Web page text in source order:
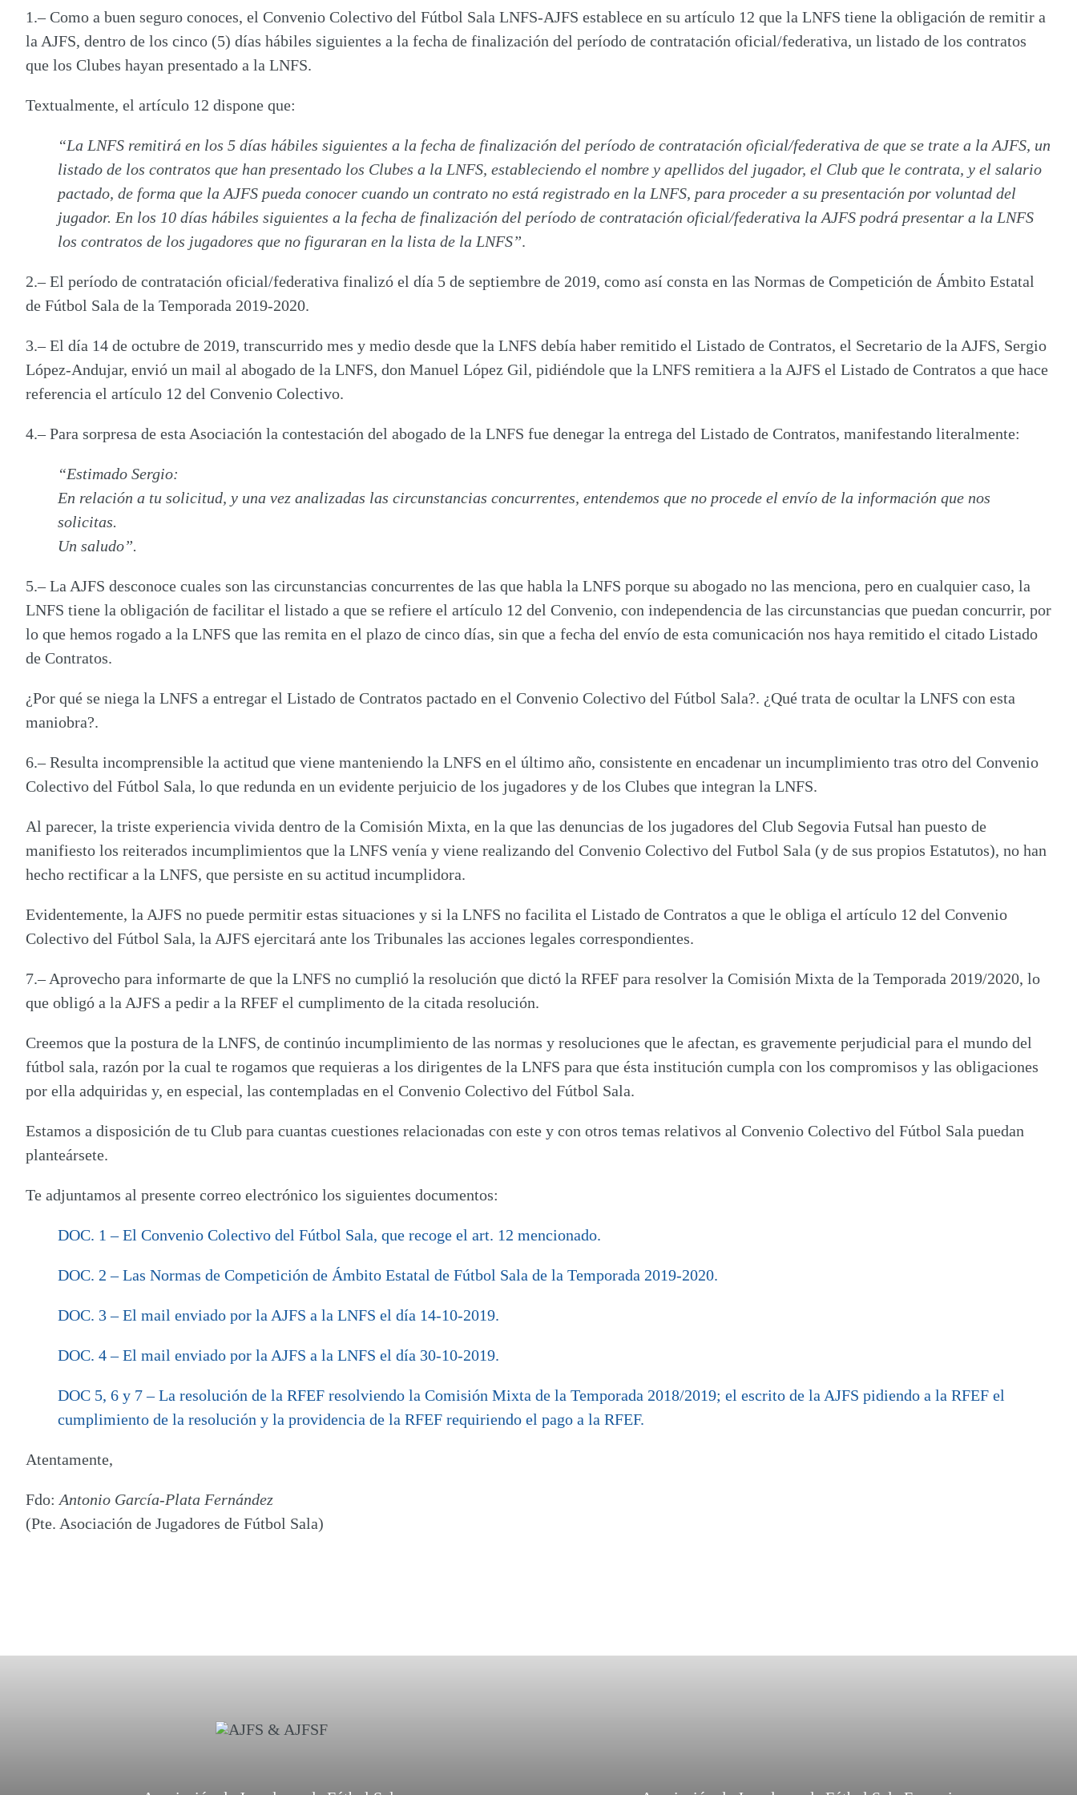
1.– Como a buen seguro conoces, el Convenio Colectivo del Fútbol Sala LNFS-AJFS establece en su artículo 12 que la LNFS tiene la obligación de remitir a
la AJFS, dentro de los cinco (5) días hábiles siguientes a la fecha de finalización del período de contratación oficial/federativa, un listado de los contratos
que los Clubes hayan presentado a la LNFS.
Textualmente, el artículo 12 dispone que:
“La LNFS remitirá en los 5 días hábiles siguientes a la fecha de finalización del período de contratación oficial/federativa de que se trate a la AJFS, un
listado de los contratos que han presentado los Clubes a la LNFS, estableciendo el nombre y apellidos del jugador, el Club que le contrata, y el salario
pactado, de forma que la AJFS pueda conocer cuando un contrato no está registrado en la LNFS, para proceder a su presentación por voluntad del
jugador. En los 10 días hábiles siguientes a la fecha de finalización del período de contratación oficial/federativa la AJFS podrá presentar a la LNFS
los contratos de los jugadores que no figuraran en la lista de la LNFS”.
2.– El período de contratación oficial/federativa finalizó el día 5 de septiembre de 2019, como así consta en las Normas de Competición de Ámbito Estatal
de Fútbol Sala de la Temporada 2019-2020.
3.– El día 14 de octubre de 2019, transcurrido mes y medio desde que la LNFS debía haber remitido el Listado de Contratos, el Secretario de la AJFS, Sergio
López-Andujar, envió un mail al abogado de la LNFS, don Manuel López Gil, pidiéndole que la LNFS remitiera a la AJFS el Listado de Contratos a que hace
referencia el artículo 12 del Convenio Colectivo.
4.– Para sorpresa de esta Asociación la contestación del abogado de la LNFS fue denegar la entrega del Listado de Contratos, manifestando literalmente:
“Estimado Sergio:
En relación a tu solicitud, y una vez analizadas las circunstancias concurrentes, entendemos que no procede el envío de la información que nos
solicitas.
Un saludo”.
5.– La AJFS desconoce cuales son las circunstancias concurrentes de las que habla la LNFS porque su abogado no las menciona, pero en cualquier caso, la
LNFS tiene la obligación de facilitar el listado a que se refiere el artículo 12 del Convenio, con independencia de las circunstancias que puedan concurrir, por
lo que hemos rogado a la LNFS que las remita en el plazo de cinco días, sin que a fecha del envío de esta comunicación nos haya remitido el citado Listado
de Contratos.
¿Por qué se niega la LNFS a entregar el Listado de Contratos pactado en el Convenio Colectivo del Fútbol Sala?. ¿Qué trata de ocultar la LNFS con esta
maniobra?.
6.– Resulta incomprensible la actitud que viene manteniendo la LNFS en el último año, consistente en encadenar un incumplimiento tras otro del Convenio
Colectivo del Fútbol Sala, lo que redunda en un evidente perjuicio de los jugadores y de los Clubes que integran la LNFS.
Al parecer, la triste experiencia vivida dentro de la Comisión Mixta, en la que las denuncias de los jugadores del Club Segovia Futsal han puesto de
manifiesto los reiterados incumplimientos que la LNFS venía y viene realizando del Convenio Colectivo del Futbol Sala (y de sus propios Estatutos), no han
hecho rectificar a la LNFS, que persiste en su actitud incumplidora.
Evidentemente, la AJFS no puede permitir estas situaciones y si la LNFS no facilita el Listado de Contratos a que le obliga el artículo 12 del Convenio
Colectivo del Fútbol Sala, la AJFS ejercitará ante los Tribunales las acciones legales correspondientes.
7.– Aprovecho para informarte de que la LNFS no cumplió la resolución que dictó la RFEF para resolver la Comisión Mixta de la Temporada 2019/2020, lo
que obligó a la AJFS a pedir a la RFEF el cumplimento de la citada resolución.
Creemos que la postura de la LNFS, de continúo incumplimiento de las normas y resoluciones que le afectan, es gravemente perjudicial para el mundo del
fútbol sala, razón por la cual te rogamos que requieras a los dirigentes de la LNFS para que ésta institución cumpla con los compromisos y las obligaciones
por ella adquiridas y, en especial, las contempladas en el Convenio Colectivo del Fútbol Sala.
Estamos a disposición de tu Club para cuantas cuestiones relacionadas con este y con otros temas relativos al Convenio Colectivo del Fútbol Sala puedan
planteársete.
Te adjuntamos al presente correo electrónico los siguientes documentos:
DOC. 1 – El Convenio Colectivo del Fútbol Sala, que recoge el art. 12 mencionado.
DOC. 2 – Las Normas de Competición de Ámbito Estatal de Fútbol Sala de la Temporada 2019-2020.
DOC. 3 – El mail enviado por la AJFS a la LNFS el día 14-10-2019.
DOC. 4 – El mail enviado por la AJFS a la LNFS el día 30-10-2019.
DOC 5, 6 y 7 – La resolución de la RFEF resolviendo la Comisión Mixta de la Temporada 2018/2019; el escrito de la AJFS pidiendo a la RFEF el
cumplimiento de la resolución y la providencia de la RFEF requiriendo el pago a la RFEF.
Atentamente,
Fdo: Antonio García-Plata Fernández
(Pte. Asociación de Jugadores de Fútbol Sala)